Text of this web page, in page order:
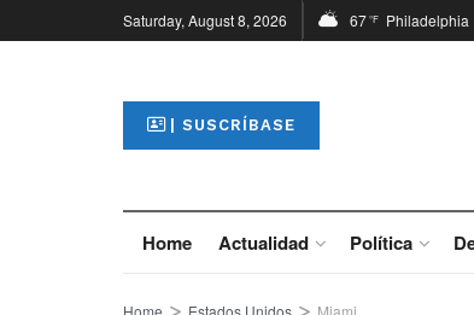
Saturday, August 8, 2026 67°F Philadelphia
| SUSCRÍBASE
Home Actualidad Política
Home Estados Unidos Miami